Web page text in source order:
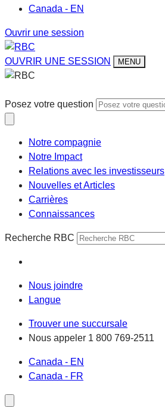
Canada - EN
Ouvrir une session
OUVRIR UNE SESSION MENU
Posez votre question
Notre compagnie
Notre Impact
Relations avec les investisseurs
Nouvelles et Articles
Carrières
Connaissances
Recherche RBC
Nous joindre
Langue
Trouver une succursale
Nous appeler 1 800 769-2511
Canada - EN
Canada - FR